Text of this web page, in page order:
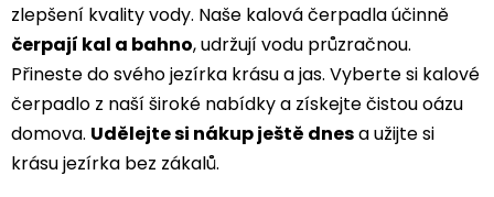
zlepšení kvality vody. Naše kalová čerpadla účinně
čerpají kal a bahno, udržují vodu průzračnou.
Přineste do svého jezírka krásu a jas. Vyberte si kalové
čerpadlo z naší široké nabídky a získejte čistou oázu
domova. Udělejte si nákup ještě dnesa užijte si
krásu jezírka bez zákalů.